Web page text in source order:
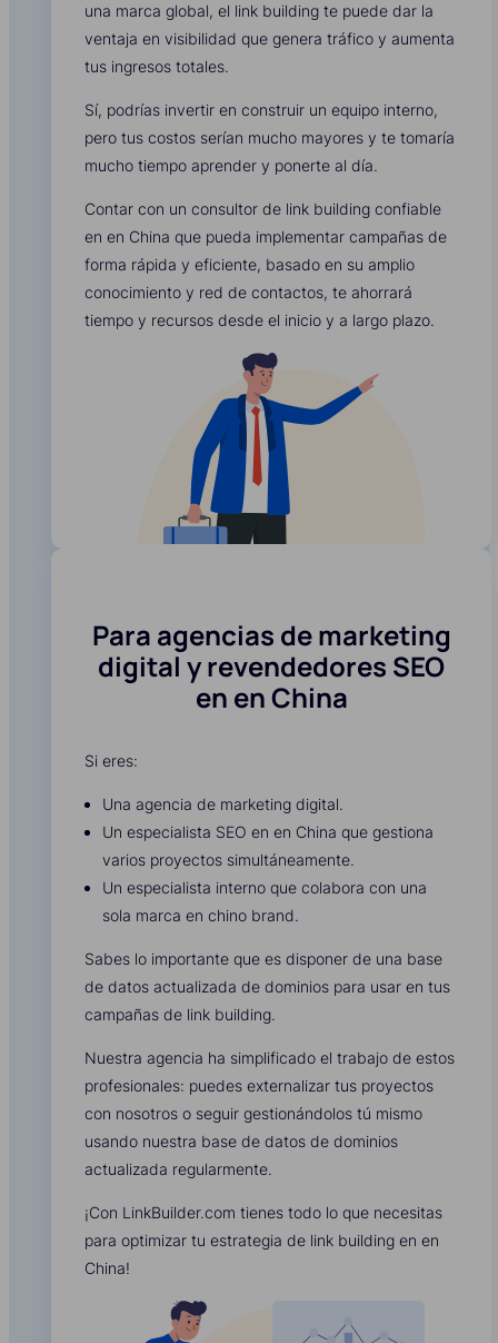
una marca global, el link building te puede dar la
ventaja en visibilidad que genera tráfico y aumenta
tus ingresos totales.
Sí, podrías invertir en construir un equipo interno,
pero tus costos serían mucho mayores y te tomaría
mucho tiempo aprender y ponerte al día.
Contar con un consultor de link building confiable
en en China que pueda implementar campañas de
forma rápida y eficiente, basado en su amplio
conocimiento y red de contactos, te ahorrará
tiempo y recursos desde el inicio y a largo plazo.
Para agencias de marketing
digital y revendedores SEO
en en China
Si eres:
Una agencia de marketing digital.
Un especialista SEO en en China que gestiona
varios proyectos simultáneamente.
Un especialista interno que colabora con una
sola marca en chino brand.
Sabes lo importante que es disponer de una base
de datos actualizada de dominios para usar en tus
campañas de link building.
Nuestra agencia ha simplificado el trabajo de estos
profesionales: puedes externalizar tus proyectos
con nosotros o seguir gestionándolos tú mismo
usando nuestra base de datos de dominios
actualizada regularmente.
¡Con LinkBuilder.com tienes todo lo que necesitas
para optimizar tu estrategia de link building en en
China!